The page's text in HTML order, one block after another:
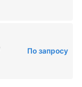
По запросу